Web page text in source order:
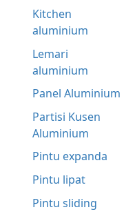
Kitchen
aluminium
Lemari
aluminium
Panel Aluminium
Partisi Kusen
Aluminium
Pintu expanda
Pintu lipat
Pintu sliding